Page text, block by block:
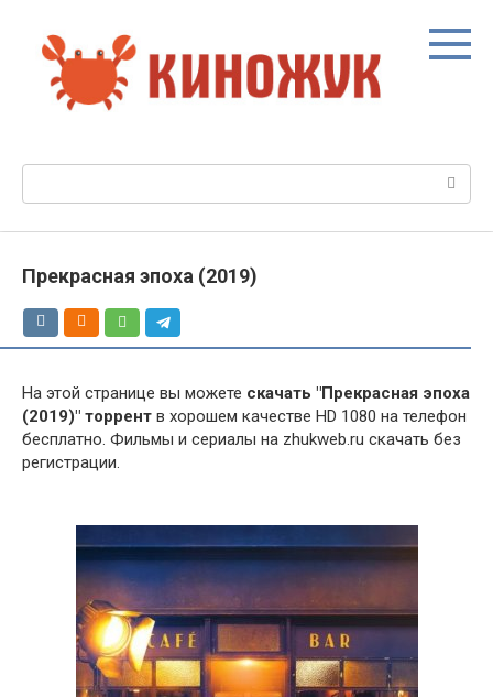
контенту
Прекрасная эпоха (2019)
На этой странице вы можете скачать "Прекрасная эпоха
(2019)" торрент в хорошем качестве HD 1080 на телефон
бесплатно. Фильмы и сериалы на zhukweb.ru скачать без
регистрации.